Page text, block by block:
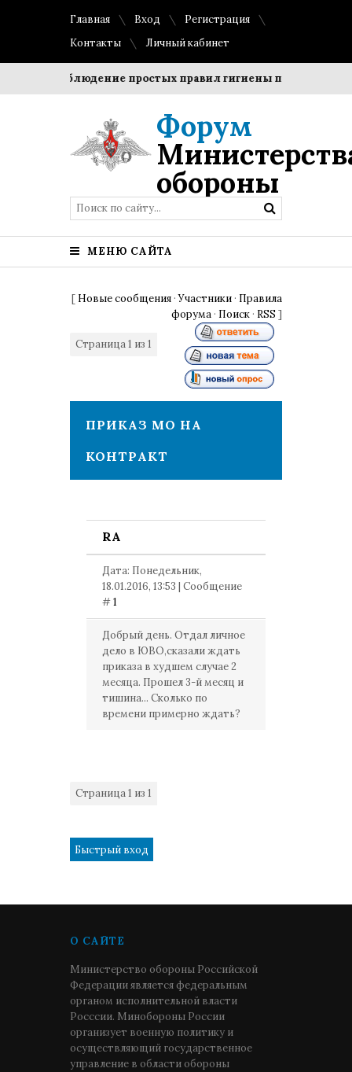
Главная Вход
Регистрация
Контакты
Личный кабинет
Соблюдение простых правил гигиены помогает
Форум
обороны
МЕНЮ САЙТА
[ Новые сообщения ·Участники · Правила
форума · Поиск · RSS ]
Страница1 из 1
ПРИКАЗ МО НА
КОНТРАКТ
RA
Дата: Понедельник,
18.01.2016, 13:53 | Сообщение
#1
Добрый день. Отдал личное
дело в ЮВО,сказали ждать
приказа в худшем случае 2
месяца. Прошел 3-й месяц и
тишина... Сколько по
времени примерно ждать?
Страница1 из 1
О САЙТЕ
Министерство обороны Российской
Федерации является федеральным
органом исполнительной власти
Росссии. Минобороны России
организует военную политику и
осуществляющий государственное
управление в области обороны